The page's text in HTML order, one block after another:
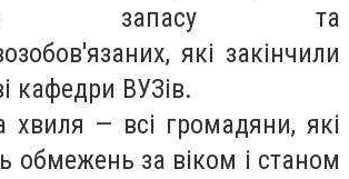
запасу та
які закінчили
кафедри ВУЗів.
хвиля — всі громадяни, які
обмежень за віком і станом